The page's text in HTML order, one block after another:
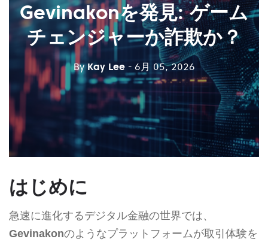
Gevinakonを発見: ゲーム
チェンジャーか詐欺か？
ByKay Lee - 6月 05, 2026
はじめに
急速に進化するデジタル金融の世界では、
Gevinakonのようなプラットフォームが取引体験を